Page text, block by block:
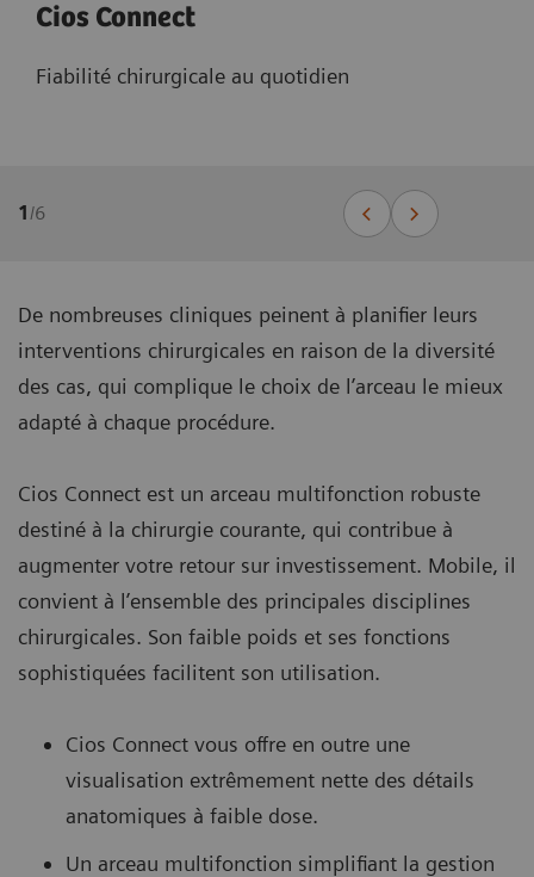
Cios Connect
Fiabilité chirurgicale au quotidien
1/6
De nombreuses cliniques peinent à planifier leurs
interventions chirurgicales en raison de la diversité
des cas, qui complique le choix de l’arceau le mieux
adapté à chaque procédure.
Cios Connect est un arceau multifonction robuste
destiné à la chirurgie courante, qui contribue à
augmenter votre retour sur investissement. Mobile, il
convient à l’ensemble des principales disciplines
chirurgicales. Son faible poids et ses fonctions
sophistiquées facilitent son utilisation.
Cios Connect vous offre en outre une
visualisation extrêmement nette des détails
anatomiques à faible dose.
Un arceau multifonction simplifiant la gestion